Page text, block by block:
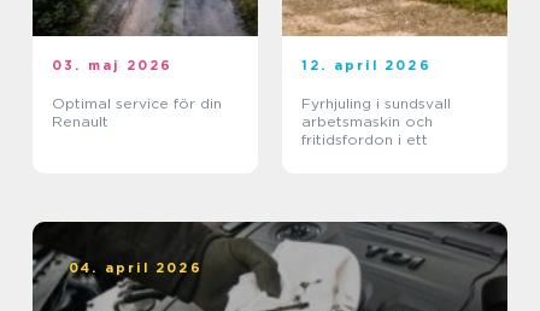
03. maj 2026
Optimal service för din
Renault
12. april 2026
Fyrhjuling i sundsvall
arbetsmaskin och
fritidsfordon i ett
04. april 2026